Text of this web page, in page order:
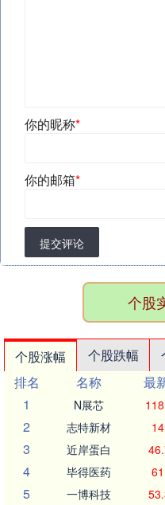
你的昵称*
你的邮箱*
提交评论
个股
个股涨幅 个股跌幅
排名
名称 最
1
N展芯
2 志特新材
3 近岸蛋白
4 毕得医药
5 一博科技